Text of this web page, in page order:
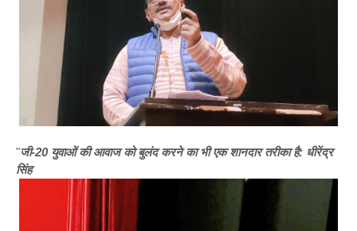
"जी-20 युवाओं की आवाज को बुलंद करने का भी एक शानदार तरीका है: धीरेंद्र
सिंह